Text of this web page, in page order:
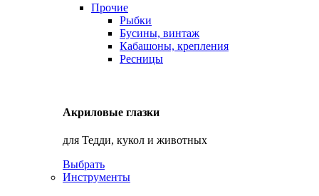
Прочие
Рыбки
Бусины, винтаж
Кабашоны, крепления
Ресницы
Акриловые глазки
для Тедди, кукол и животных
Выбрать
Инструменты